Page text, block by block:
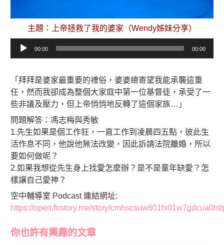
主題：上帝拯救了我的婆家（Wendy姊妹分享）
放
器
00:00 00:00
「拜拜是婆家最重要的禮俗，婆婆總寄望我能承襲這重
任，然而我卻成為整個大家庭中第一位基督徒，承受了一
些非議及壓力，但上帝悄悄地反轉了這個家族…」
問題解答：馮志梅與秀敏
1.先生如果是個工作狂，一直工作到凌晨四五點，彼此生
活作息不同，他說他無法改變，因此訴請法院離婚，所以
要如何做呢？
2.如果我想從先生身上找愛怎麼辦？是不是童年缺愛？怎
樣讓自己愛神？
空中輔導室 Podcast 連結網址:
https://open.firstory.me/story/
你也許有興趣的文章